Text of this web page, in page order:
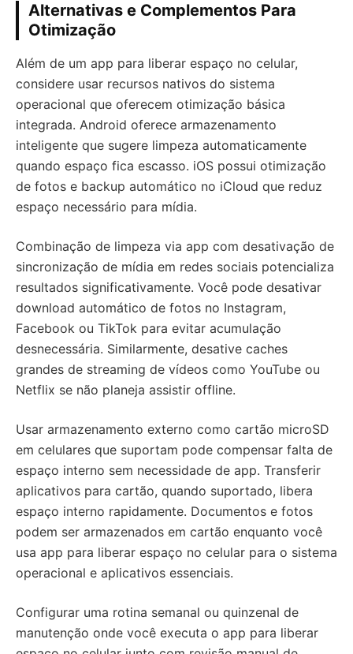
Alternativas e Complementos Para
Otimização
Além de um app para liberar espaço no celular,
considere usar recursos nativos do sistema
operacional que oferecem otimização básica
integrada. Android oferece armazenamento
inteligente que sugere limpeza automaticamente
quando espaço fica escasso. iOS possui otimização
de fotos e backup automático no iCloud que reduz
espaço necessário para mídia.
Combinação de limpeza via app com desativação de
sincronização de mídia em redes sociais potencializa
resultados significativamente. Você pode desativar
download automático de fotos no Instagram,
Facebook ou TikTok para evitar acumulação
desnecessária. Similarmente, desative caches
grandes de streaming de vídeos como YouTube ou
Netflix se não planeja assistir offline.
Usar armazenamento externo como cartão microSD
em celulares que suportam pode compensar falta de
espaço interno sem necessidade de app. Transferir
aplicativos para cartão, quando suportado, libera
espaço interno rapidamente. Documentos e fotos
podem ser armazenados em cartão enquanto você
usa app para liberar espaço no celular para o sistema
operacional e aplicativos essenciais.
Configurar uma rotina semanal ou quinzenal de
manutenção onde você executa o app para liberar